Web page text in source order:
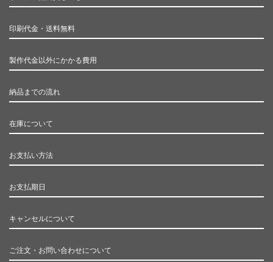
印刷代金・送料無料
製作代金以外にかかる費用
納品までの流れ
在庫について
お支払い方法
お支払期日
キャンセルについて
ご注文・お問い合わせについて